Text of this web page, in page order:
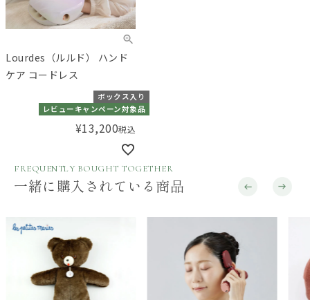
Lourdes（ルルド） ハンド
ケア コードレス
ボックス入り
レビューキャンペーン対象品
¥13,200税込
FREQUENTLY BOUGHT TOGETHER
一緒に購入されている商品